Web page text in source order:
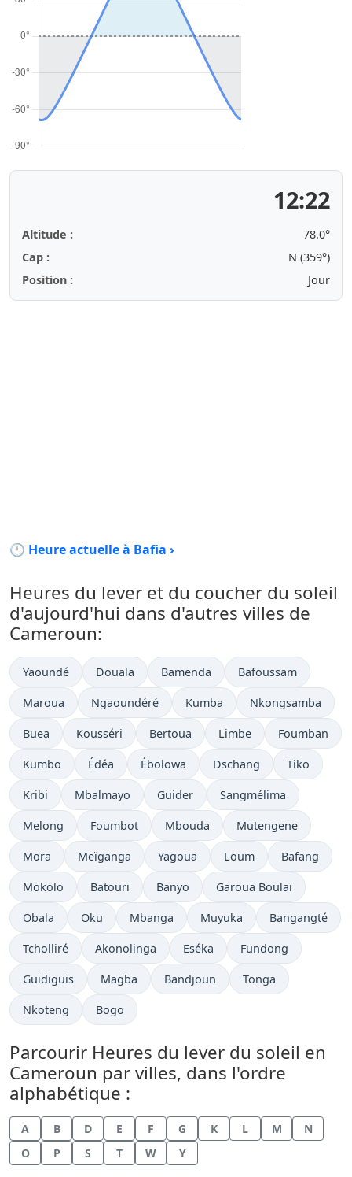
12:22
Altitude :
78.0°
Cap :
N (359°)
Position :
Jour
🕒 Heure actuelle à Bafia ›
Heures du lever et du coucher du soleil
d'aujourd'hui dans d'autres villes de
Cameroun:
Yaoundé Douala Bamenda Bafoussam
Maroua Ngaoundéré Kumba Nkongsamba
Buea Kousséri Bertoua Limbe Foumban
Kumbo Édéa Ébolowa Dschang Tiko
Kribi Mbalmayo Guider Sangmélima
Melong Foumbot Mbouda Mutengene
Mora Meïganga Yagoua Loum Bafang
Mokolo Batouri Banyo Garoua Boulaï
Obala Oku Mbanga Muyuka Bangangté
Tcholliré Akonolinga Eséka Fundong
Guidiguis Magba Bandjoun Tonga
Nkoteng Bogo
Parcourir Heures du lever du soleil en
Cameroun par villes, dans l'ordre
alphabétique :
A B D E F G K L M
N
O
P S T W Y